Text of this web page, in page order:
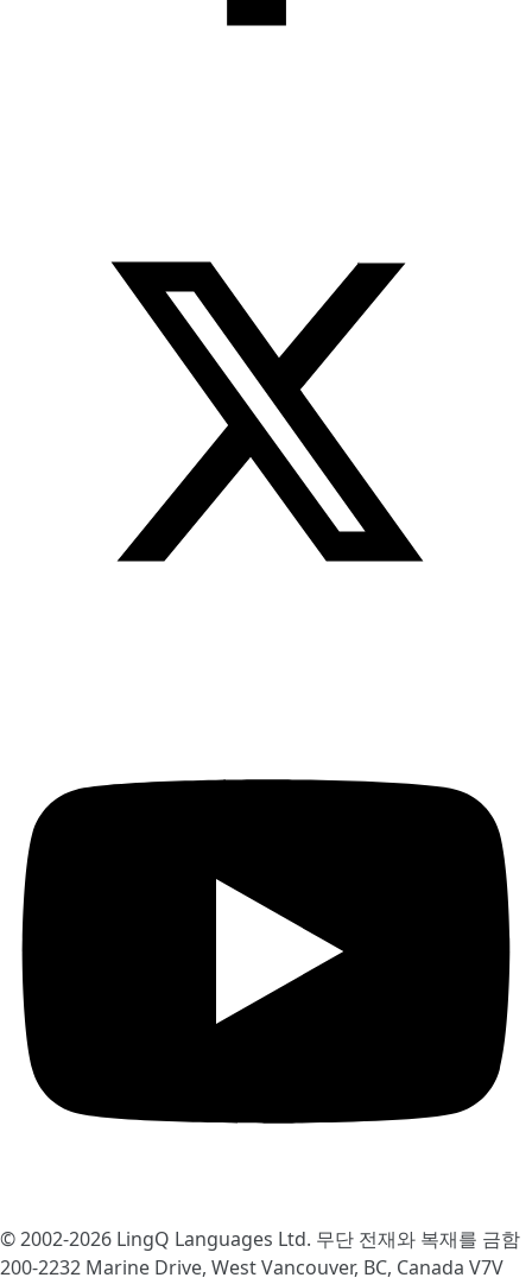
© 2002-2026 LingQ Languages Ltd. 무단 전재와 복재를 금함
200-2232 Marine Drive, West Vancouver, BC, Canada V7V